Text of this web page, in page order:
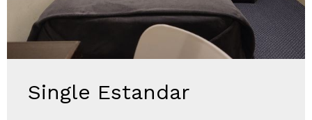
Single Estandar